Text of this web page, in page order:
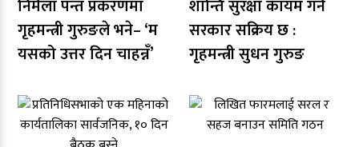
निर्मला पन्त प्रकरणमा
गृहमन्त्री गुरुङले भने– ‘म
यसको उत्तर दिन चाहन्नँ’
शान्ति सुरक्षा कायम गर्न
सरकार सक्रिय छ :
गृहमन्त्री सुधन गुरुङ